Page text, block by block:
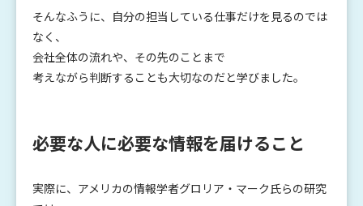
そんなふうに、自分の担当している仕事だけを見るのでは
なく、
会社全体の流れや、その先のことまで
考えながら判断することも大切なのだと学びました。
必要な人に必要な情報を届けること
実際に、アメリカの情報学者グロリア・マーク氏らの研究